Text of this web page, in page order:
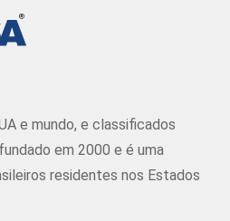
e mundo, e classificados
em 2000 e é uma
residentes nos Estados